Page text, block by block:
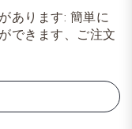
あります: 簡単に
できます、ご注文